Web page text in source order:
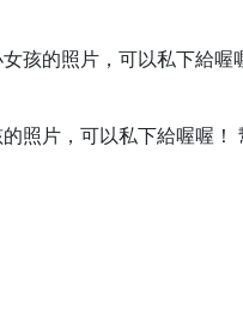
孩的照片，可以私下給喔
照片，可以私下給喔喔！